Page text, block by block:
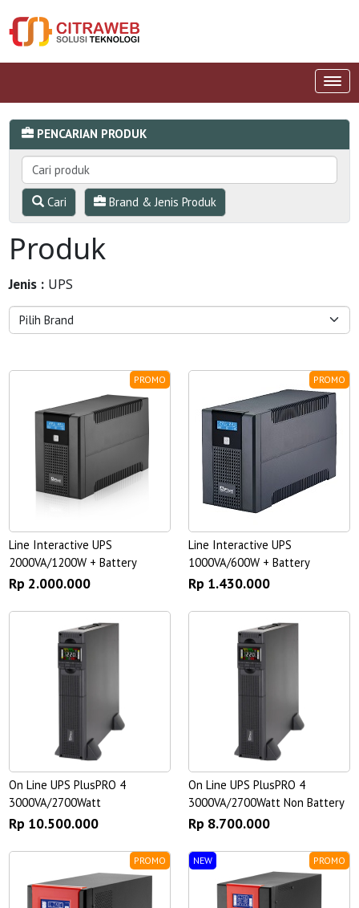
PENCARIAN PRODUK
Cari Brand & Jenis Produk
Produk
Jenis : UPS
PROMO
Line Interactive UPS
2000VA/1200W + Battery
Rp 2.000.000
PROMO
Line Interactive UPS
1000VA/600W + Battery
Rp 1.430.000
On Line UPS PlusPRO 4
3000VA/2700Watt
Rp 10.500.000
On Line UPS PlusPRO 4
3000VA/2700Watt Non Battery
Rp 8.700.000
PROMO NEW PROMO